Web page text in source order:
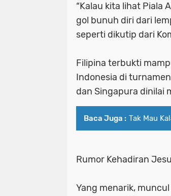
“Kalau kita lihat Piala
gol bunuh diri dari
seperti dikutip dari
Filipina terbukti
Indonesia di
dan Singapura dinilai
Baca Juga : Tak Mau
Rumor Kehadiran
Yang menarik,